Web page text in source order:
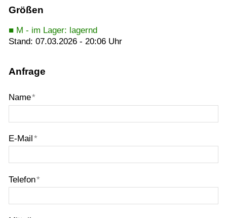
Größen
■ M - im Lager: lagernd
Stand: 07.03.2026 - 20:06 Uhr
Anfrage
Name*
E-Mail*
Telefon*